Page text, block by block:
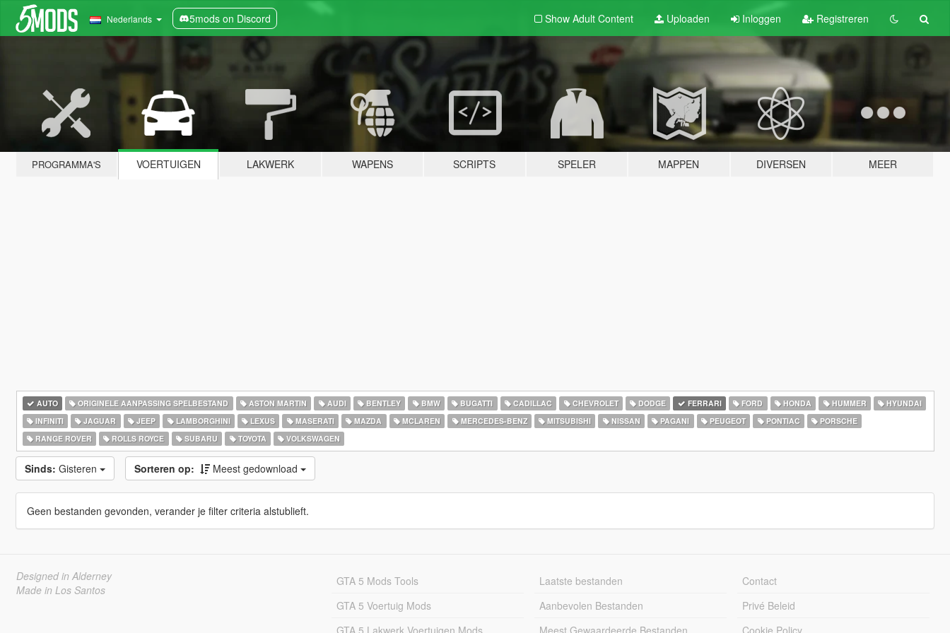
Nederlands 5mods on Discord Show Adult Content Uploaden Inloggen Registreren
PROGRAMMA'S VOERTUIGEN LAKWERK WAPENS SCRIPTS SPELER MAPPEN DIVERSEN MEER
AUTO ORIGINELE AANPASSING SPELBESTAND ASTON MARTIN AUDI BENTLEY BMW BUGATTI CADILLAC CHEVROLET DODGE FERRARI FORD HONDA HUMMER
HYUNDAI
INFINITI
JAGUAR JEEP LAMBORGHINI LEXUS MASERATI MAZDA MCLAREN MERCEDES-BENZ MITSUBISHI NISSAN PAGANI PEUGEOT PONTIAC
PORSCHE
RANGE ROVER
ROLLS ROYCE SUBARU TOYOTA VOLKSWAGEN
Sinds: Gisteren Sorteren op: Meest gedownload
Geen bestanden gevonden, verander je filter criteria alstublieft.
Designed in Alderney
Made in Los Santos
GTA 5 Mods Tools
GTA 5 Voertuig Mods
GTA 5 Lakwerk Voertuigen Mods
Laatste bestanden
Aanbevolen Bestanden
Meest Gewaardeerde Bestanden
Contact
Privé Beleid
Cookie Policy